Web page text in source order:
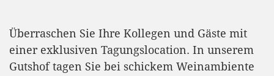
Überraschen Sie Ihre Kollegen und Gäste mit
einer exklusiven Tagungslocation. In unserem
Gutshof tagen Sie bei schickem Weinambiente